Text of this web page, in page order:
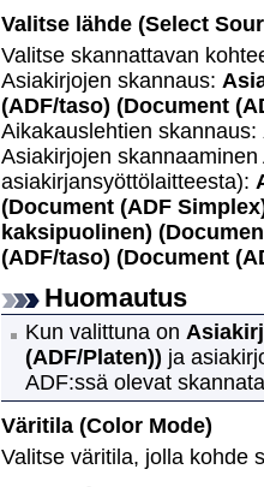
Valitse lähde (Select
Valitse skannattavan
Asiakirjojen skannaus:
(ADF/taso) (Document
Aikakauslehtien skannaus:
Asiakirjojen skannaaminen
asiakirjansyöttölaitteesta):
(Document (ADF
kaksipuolinen)
(ADF/taso) (Document
Huomautus
Kun valittuna on
(ADF/Platen)) ja
ADF:ssä olevat
Väritila (Color Mode)
Valitse väritila, jolla kohde